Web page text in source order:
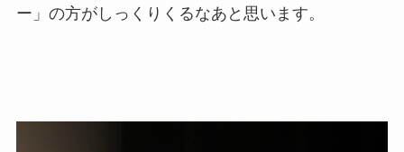
ー」の方がしっくりくるなあと思います。